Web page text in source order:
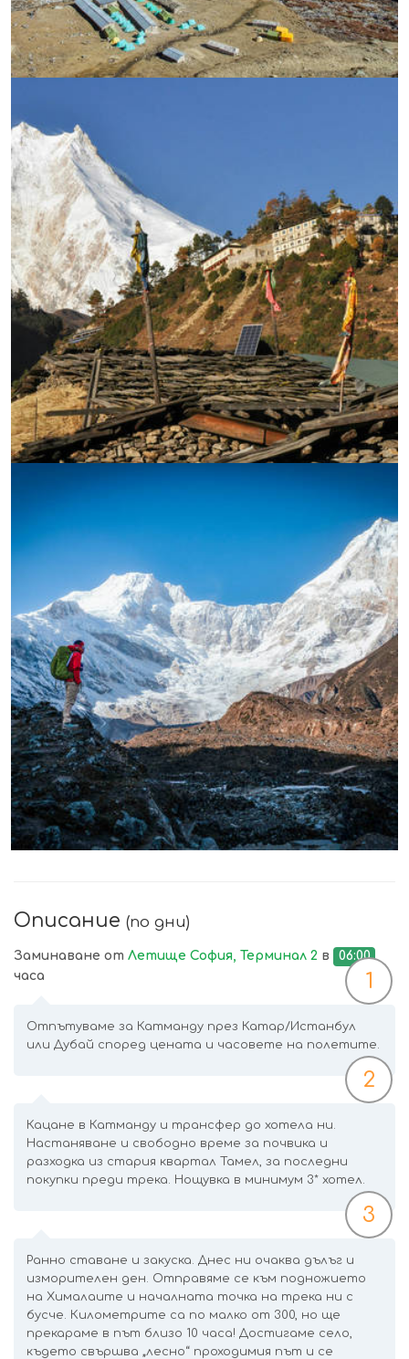
УВЕЛИЧИ
УВЕЛИЧИ
Описание (по дни)
Заминаване от Летище София, Терминал 2 в
06:00
часа
1
Отпътуваме за Катманду през Катар/Истанбул
или Дубай според цената и часовете на полетите.
2
Кацане в Катманду и трансфер до хотела ни.
Настаняване и свободно време за почвика и
разходка из стария квартал Тамел, за последни
покупки преди трека. Нощувка в минимум 3* хотел.
3
Ранно ставане и закуска. Днес ни очаква дълъг и
изморителен ден. Отправяме се към подножието
на Хималаите и началната точка на трека ни с
бусче. Километрите са по малко от 300, но ще
прекараме в път близо 10 часа! Достигаме село,
където свършва „лесно“ проходимия път и се